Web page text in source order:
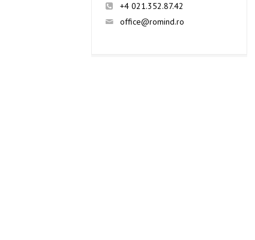
+4 021.352.87.42
office@romind.ro